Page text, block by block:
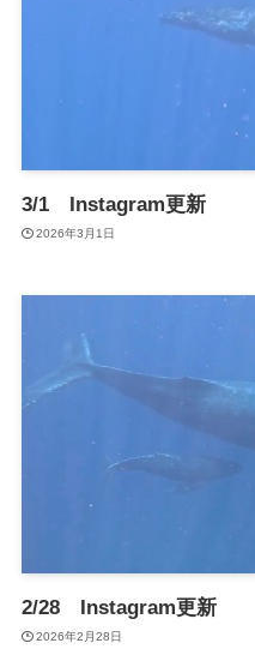
3/1 Instagram更新
2026年3月1日
2/28 Instagram更新
2026年2月28日